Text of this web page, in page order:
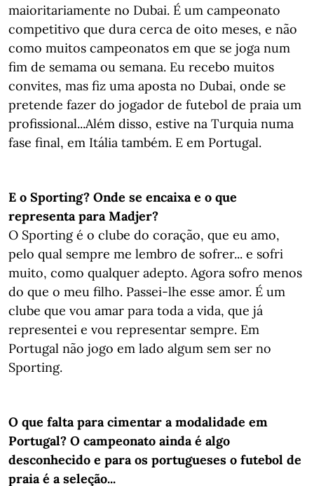
maioritariamente no Dubai. É um campeonato
competitivo que dura cerca de oito meses, e não
como muitos campeonatos em que se joga num
fim de semama ou semana. Eu recebo muitos
convites, mas fiz uma aposta no Dubai, onde se
pretende fazer do jogador de futebol de praia um
profissional...Além disso, estive na Turquia numa
fase final, em Itália também. E em Portugal.
E o Sporting? Onde se encaixa e o que
representa para Madjer?
O Sporting é o clube do coração, que eu amo,
pelo qual sempre me lembro de sofrer... e sofri
muito, como qualquer adepto. Agora sofro menos
do que o meu filho. Passei-lhe esse amor. É um
clube que vou amar para toda a vida, que já
representei e vou representar sempre. Em
Portugal não jogo em lado algum sem ser no
Sporting.
O que falta para cimentar a modalidade em
Portugal? O campeonato ainda é algo
desconhecido e para os portugueses o futebol de
praia é a seleção...